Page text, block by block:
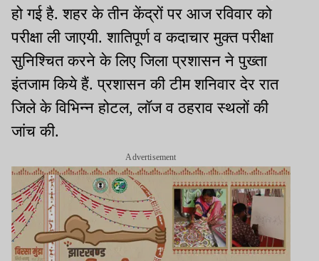
हो गई है. शहर के तीन केंद्रों पर आज रविवार को
परीक्षा ली जाएयी. शातिपूर्ण व कदाचार मुक्त परीक्षा
सुनिश्चित करने के लिए जिला प्रशासन ने पुख्ता
इंतजाम किये हैं. प्रशासन की टीम शनिवार देर रात
जिले के विभिन्न होटल, लॉज व ठहराव स्थलों की
जांच की.
Advertisement